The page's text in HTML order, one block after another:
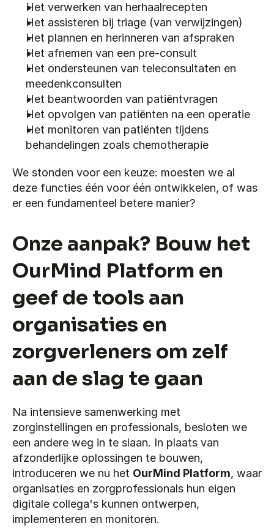
Het verwerken van herhaalrecepten
Het assisteren bij triage (van verwijzingen)
Het plannen en herinneren van afspraken
Het afnemen van een pre-consult
Het ondersteunen van teleconsultaten en
meedenkconsulten
Het beantwoorden van patiëntvragen
Het opvolgen van patiënten na een operatie
Het monitoren van patiënten tijdens
behandelingen zoals chemotherapie
We stonden voor een keuze: moesten we al
deze functies één voor één ontwikkelen, of was
er een fundamenteel betere manier?
Onze aanpak? Bouw het
OurMind Platform en
geef de tools aan
organisaties en
zorgverleners om zelf
aan de slag te gaan
Na intensieve samenwerking met
zorginstellingen en professionals, besloten we
een andere weg in te slaan. In plaats van
afzonderlijke oplossingen te bouwen,
introduceren we nu het OurMind Platform, waar
organisaties en zorgprofessionals hun eigen
digitale collega's kunnen ontwerpen,
implementeren en monitoren.